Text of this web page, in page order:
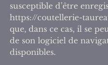
susceptible d’être
https://coutellerie-
que, dans ce cas, il se
de son logiciel de
disponibles.